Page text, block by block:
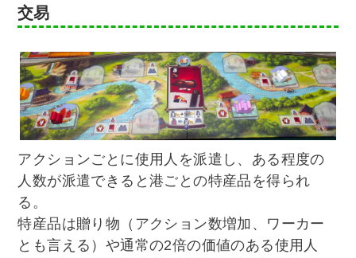
交易
アクションごとに使用人を派遣し、ある程度の
人数が派遣できると港ごとの特産品を得られ
る。
特産品は贈り物（アクション数増加、ワーカー
とも言える）や通常の2倍の価値のある使用人